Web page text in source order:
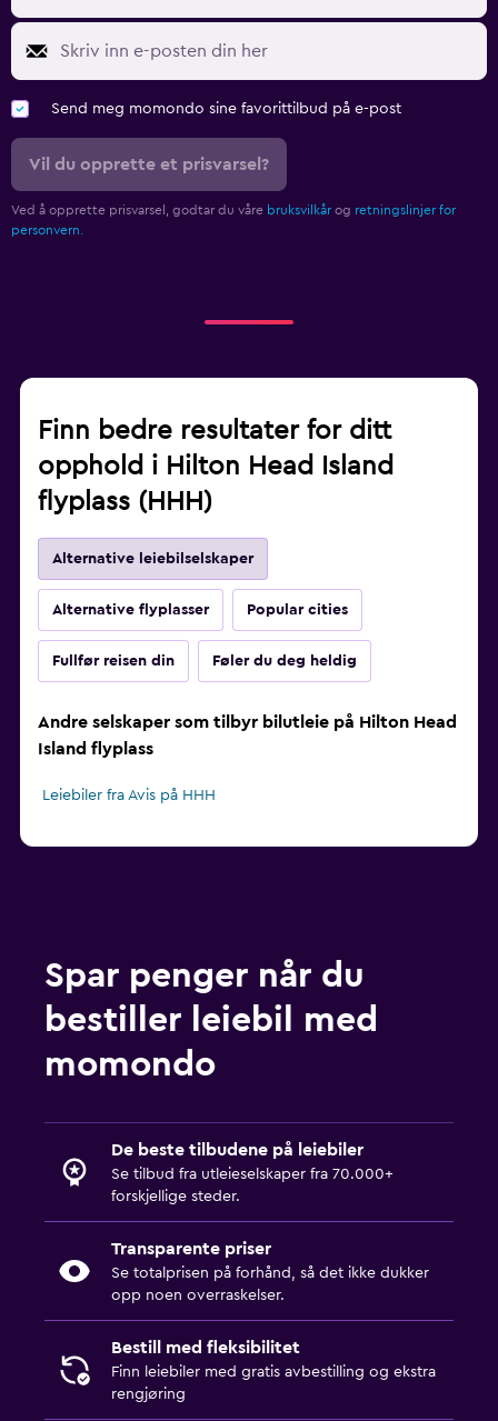
Send meg momondo sine favorittilbud på e-post
Vil du opprette et prisvarsel?
Ved å opprette prisvarsel, godtar du våre bruksvilkår og retningslinjer for
personvern.
Finn bedre resultater for ditt
opphold i Hilton Head Island
flyplass (HHH)
Alternative leiebilselskaper
Alternative flyplasser Popular cities
Fullfør reisen din Føler du deg heldig
Andre selskaper som tilbyr bilutleie på Hilton Head
Island flyplass
Leiebiler fra Avis på HHH
Spar penger når du
bestiller leiebil med
momondo
De beste tilbudene på leiebiler
Se tilbud fra utleieselskaper fra 70.000+
forskjellige steder.
Transparente priser
Se totalprisen på forhånd, så det ikke dukker
opp noen overraskelser.
Bestill med fleksibilitet
Finn leiebiler med gratis avbestilling og ekstra
rengjøring